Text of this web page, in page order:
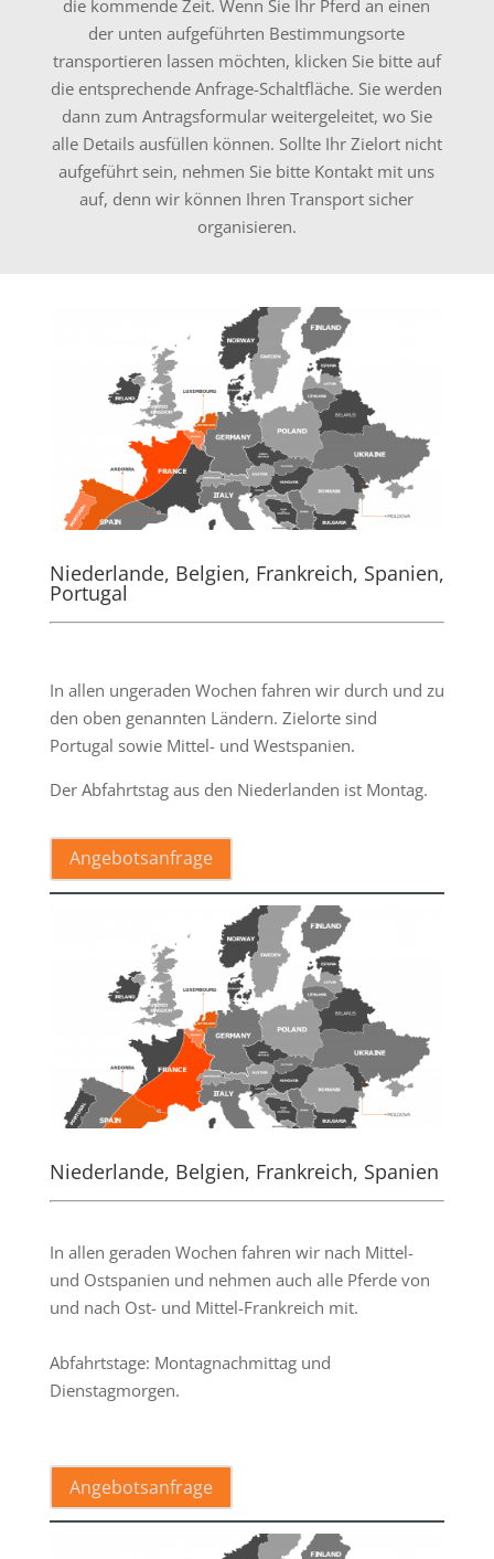
die kommende Zeit. Wenn Sie Ihr Pferd an einen
der unten aufgeführten Bestimmungsorte
transportieren lassen möchten, klicken Sie bitte auf
die entsprechende Anfrage-Schaltfläche. Sie werden
dann zum Antragsformular weitergeleitet, wo Sie
alle Details ausfüllen können. Sollte Ihr Zielort nicht
aufgeführt sein, nehmen Sie bitte Kontakt mit uns
auf, denn wir können Ihren Transport sicher
organisieren.
Niederlande, Belgien, Frankreich, Spanien,
Portugal
In allen ungeraden Wochen fahren wir durch und zu
den oben genannten Ländern. Zielorte sind
Portugal sowie Mittel- und Westspanien.
Der Abfahrtstag aus den Niederlanden ist Montag.
Angebotsanfrage
Niederlande, Belgien, Frankreich, Spanien
In allen geraden Wochen fahren wir nach Mittel-
und Ostspanien und nehmen auch alle Pferde von
und nach Ost- und Mittel-Frankreich mit.
Abfahrtstage: Montagnachmittag und
Dienstagmorgen.
Angebotsanfrage